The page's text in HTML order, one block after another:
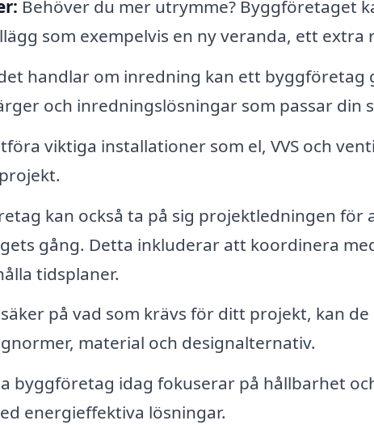
Behöver du mer utrymme? Byggföretaget
som exempelvis en ny veranda, ett extra
handlar om inredning kan ett byggföretag
och inredningslösningar som passar din
viktiga installationer som el, VVS och
kan också ta på sig projektledningen för
gång. Detta inkluderar att koordinera
tidsplaner.
på vad som krävs för ditt projekt, kan
material och designalternativ.
byggföretag idag fokuserar på hållbarhet
energieffektiva lösningar.